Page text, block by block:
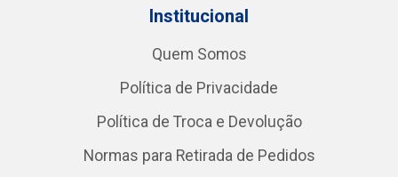
Institucional
Quem Somos
Política de Privacidade
Política de Troca e Devolução
Normas para Retirada de Pedidos